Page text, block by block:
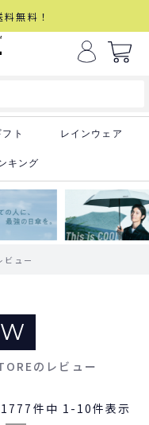
無料！
フト レインウェア
キング
ュー
のレビュー
1777 件中 1 - 10件表示